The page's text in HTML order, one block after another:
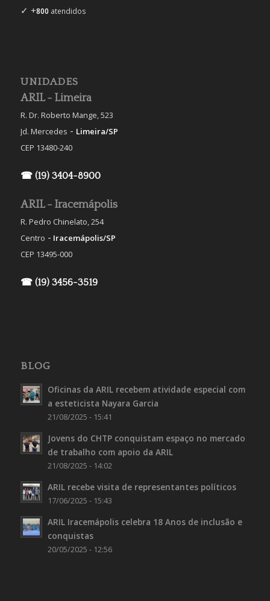
✓ +800 atendidos
UNIDADES
ARIL - Limeira
R. Dr. Roberto Mange, 523
Jd. Mercedes - Limeira/SP
CEP 13480-240
☎ (19) 3404-8900
ARIL - Iracemápolis
R. Pedro Chinelato, 254
Centro - Iracemápolis/SP
CEP 13495-000
☎ (19) 3456-3519
BLOG
Oficinas da ARIL recebem atividade especial com
a esteticista Nayara Garcia
21/08/2025 - 15:41
Jovens do CHTP conquistam espaço no mercado
de trabalho com apoio da ARIL
21/08/2025 - 14:02
ARIL recebe visita de representantes políticos
17/06/2025 - 15:43
ARIL Iracemápolis celebra 18 Anos de inclusão e
conquistas
20/05/2025 - 12:56